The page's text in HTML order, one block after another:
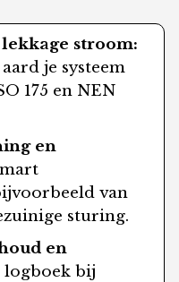
stroom:
je systeem
175 en NEN
en
van
sturing.
en
logboek bij